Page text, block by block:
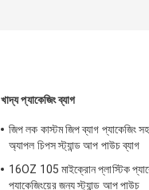
খাদ্য প্যাকেজিং ব্যাগ
জিপ লক কাস্টম জিপ ব্যাগ প্যাকেজিং
অ্যাপল চিপস স্ট্যান্ড আপ পাউচ ব্যাগ
16OZ 105 মাইক্রোন প্লাস্টিক
প্যাকেজিংয়ের জন্য স্ট্যান্ড আপ পাউচ